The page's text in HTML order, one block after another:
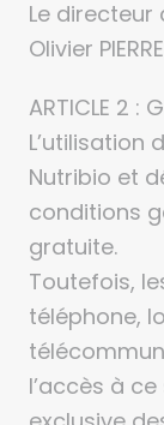
Le
Olivier
ARTICLE 2 :
L’utilisation
Nutribio et
conditions
gratuite.
Toutefois,
téléphone,
l’accès à
exclusive